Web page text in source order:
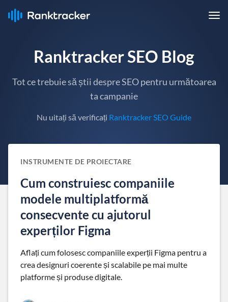
Ranktracker SEO Blog
Tot ce trebuie să știi despre SEO pentru următoarea
ta campanie
Nu uitați să verificați Ranktracker SEO Guide
INSTRUMENTE DE PROIECTARE
Cum construiesc companiile
modele multiplatformă
consecvente cu ajutorul
experților Figma
Aflați cum folosesc companiile experții Figma pentru a
crea designuri coerente și scalabile pe mai multe
platforme și produse digitale.